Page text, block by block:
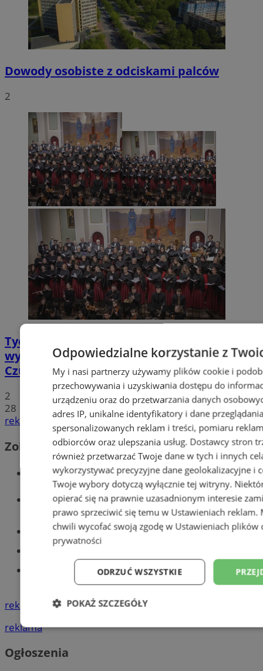
Dowody osobiste z odciskami palców
2
Tychy: Koncert chóralny "Messa di Gloria" –
wyjątkowe wydarzenie muzyczne w
Czułowie
2
28
reklama
Zobacz również
Wiadomości kryminalne w Tychach
Wiadomości lokalne
Części samochodowe do -70%!
Znajdź pracę - codziennie nowe
ogłoszenia
reklama
reklama
Ogłoszenia
Odpowiedzialne korzystanie z
My i nasi partnerzy używamy plików cookie i
przechowywania i uzyskiwania dostępu do
urządzeniu oraz do przetwarzania danych
adres IP, unikalne identyfikatory i dane
spersonalizowanych reklam i treści, pomiaru
odbiorców oraz ulepszania usług. Dostawcy stron
również przetwarzać Twoje dane w tych i innych
wykorzystywać precyzyjne dane geolokalizacyjne i
Twoje wybory dotyczą wyłącznie tej witryny.
opierać się na prawnie uzasadnionym interesie
prawo sprzeciwić się temu w Ustawieniach reklam.
chwili wycofać swoją zgodę w Ustawieniach plików
prywatności
ODRZUĆ WSZYSTKIE
POKAŻ SZCZEGÓŁY
Niezbędne Wydajność